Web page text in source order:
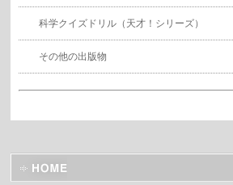
科学クイズドリル（天才！シリーズ）
その他の出版物